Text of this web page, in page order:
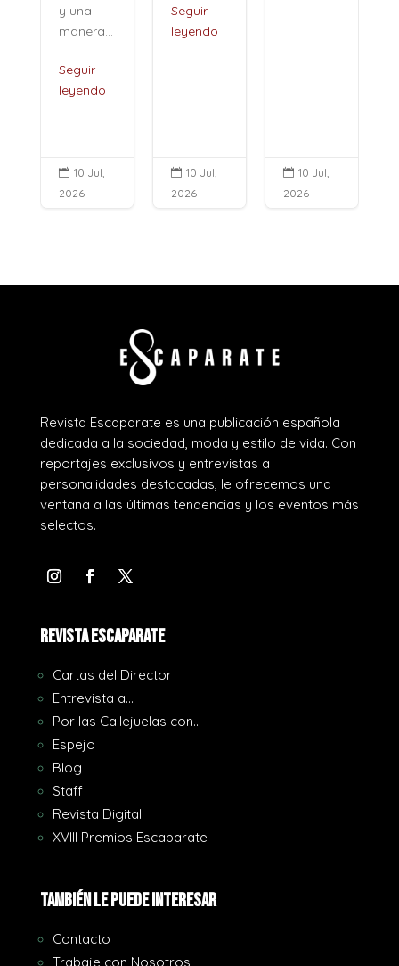
y una
manera...
Seguir
leyendo
 10 Jul,
2026
Seguir
leyendo
 10 Jul,
2026
 10 Jul,
2026
Revista Escaparate es una publicación española
dedicada a la sociedad, moda y estilo de vida. Con
reportajes exclusivos y entrevistas a
personalidades destacadas, le ofrecemos una
ventana a las últimas tendencias y los eventos más
selectos.
REVISTA ESCAPARATE
Cartas del Director
Entrevista a…
Por las Callejuelas con…
Espejo
Blog
Staff
Revista Digital
XVIII Premios Escaparate
También le puede interesar
Contacto
Trabaje con Nosotros